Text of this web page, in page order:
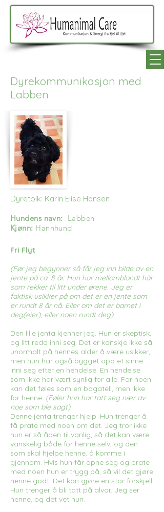
Dyrekommunikasjon med
Labben
Dyretolk: Karin Elise Hansen
Hundens navn: Labben
Kjønn: Hannhund
Fri Flyt
(Før jeg begynner så får jeg inn bilde av en
jente på ca. 8 år. Hun har mellomblondt hår
som rekker til litt under ørene. Jeg er
faktisk usikker på om det er en jente som
er rundt 8 år nå. Eller om det er barnet i
deg(eier), eller noen rundt deg).
Den lille jenta kjenner jeg. Hun er skeptisk,
og litt redd inni seg. Det er kanskje ikke så
unormalt på hennes alder å være usikker,
men hun har også bygget opp et sinne
inni seg etter en hendelse. En hendelse
som ikke har vært synlig for alle. For noen
kan det føles som en bagatell, men ikke
for henne. (Føler hun har tatt seg nær av
noe som ble sagt).
Denne jenta trenger hjelp. Hun trenger å
få prate med noen om det. Jeg tror ikke
hun er så åpen til vanlig, så det kan være
vanskelig både for henne selv, og den
som skal hjelpe henne, å komme i
gjennom. Hvis hun får åpne seg og prate
med noen hun er trygg på, så vil det gjøre
henne godt. Det kan gjøre en stor forskjell.
Hun trenger å bli tatt på alvor. Jeg ser
henne, og det vet hun.